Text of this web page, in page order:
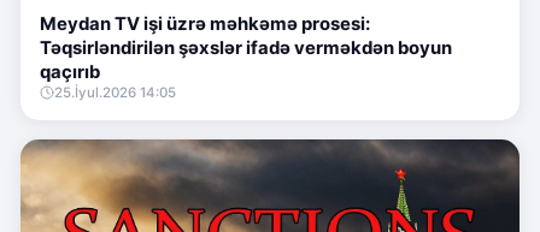
Meydan TV işi üzrə məhkəmə prosesi:
Təqsirləndirilən şəxslər ifadə verməkdən boyun
qaçırıb
25.İyul.2026 14:05